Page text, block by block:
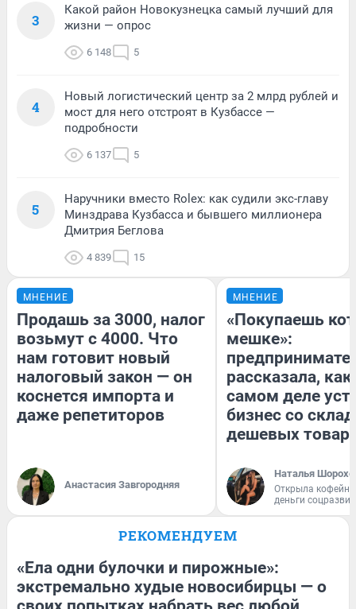
3
Какой район Новокузнецка самый лучший для
жизни — опрос
6 148 5
4
Новый логистический центр за 2 млрд рублей и
мост для него отстроят в Кузбассе —
подробности
6 137 5
5
Наручники вместо Rolex: как судили экс-главу
Минздрава Кузбасса и бывшего миллионера
Дмитрия Беглова
4 839 15
МНЕНИЕ
Продашь за 3000, налог
возьмут с 4000. Что
нам готовит новый
налоговый закон — он
коснется импорта и
даже репетиторов
Анастасия Завгородняя
МНЕНИЕ
«Покупаешь
мешке»:
рассказала, как
самом деле
бизнес со
дешевых
Наталья
Открыла
деньги
РЕКОМЕНДУЕМ
«Ела одни булочки и пирожные»:
экстремально худые новосибирцы — о